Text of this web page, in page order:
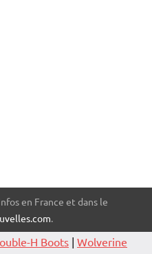
en France et dans le
.
H Boots | Wolverine